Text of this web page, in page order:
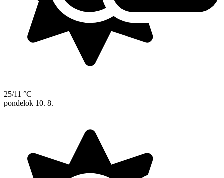
25/11 °C
pondelok 10. 8.